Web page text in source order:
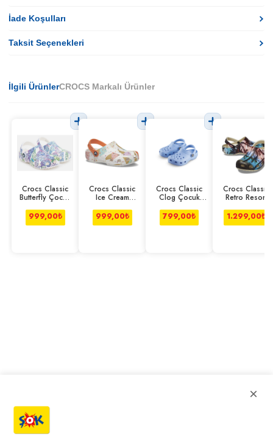
İade Koşulları
Taksit Seçenekleri
İlgili ÜrünlerCROCS Markalı Ürünler
Crocs Classic
Butterfly Çocuk
999,00₺
Crocs Classic
Ice Cream
Beyaz
999,00₺
Crocs Classic
Clog Çocuk
799,00₺
Crocs Classıc
Retro Resort
1.299,00₺
×